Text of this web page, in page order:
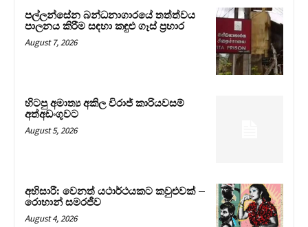
පල්ලන්සේන බන්ධනාගාරයේ තත්ත්වය
පාලනය කිරීම සඳහා කඳුළු ගෑස් ප්‍රහාර
August 7, 2026
හිටපු අමාත්‍ය අකිල විරාජ් කාරියවසම්
අත්අඩංගුවට
August 5, 2026
අභිසාරී: වෙනත් යථාර්ථයකට කවුළුවක් –
රොහාන් සමරජීව
August 4, 2026